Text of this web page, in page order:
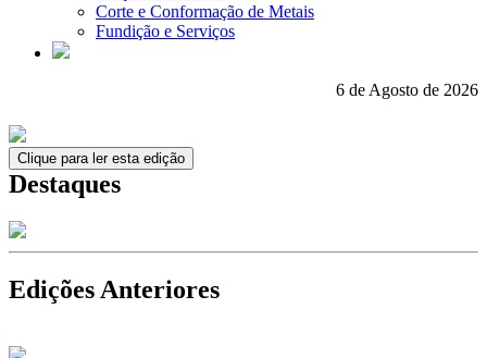
Corte e Conformação de Metais
Fundição e Serviços
6 de Agosto de 2026
Clique para ler esta edição
Destaques
Edições Anteriores